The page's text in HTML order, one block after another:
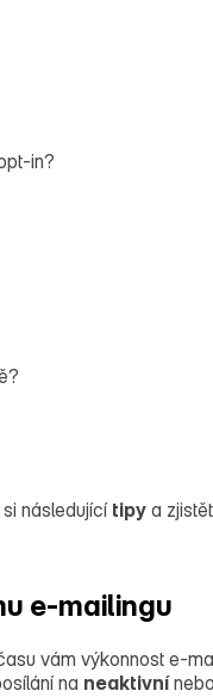
následující tipy a
e-mailingu
vám výkonnost
na neaktivnínebo